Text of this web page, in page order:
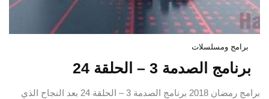
برامج ومسلسلات
برنامج الصدمة 3 – الحلقة 24
برامج رمضان 2018 برنامج الصدمة 3 – الحلقة 24 بعد النجاح الذي